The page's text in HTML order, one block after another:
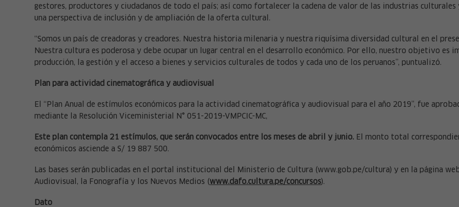
gestores, productores y ciudadanos de todo el país; así como fortalecer la cadena de valor de las industrias culturales
una perspectiva de inclusión y de ampliación de la oferta cultural.
“Somos un país de creadoras y creadores. Nuestra historia milenaria y nuestra riquísima diversidad cultural en el
Nuestra cultura es poderosa y debe ocupar un lugar central en el desarrollo económico. Por ello, nuestro objetivo es
producción, la gestión y el acceso a bienes y servicios culturales de todos y cada uno de los peruanos”, puntualizó.
Plan para actividad cinematográfica y audiovisual
El “Plan Anual de estímulos económicos para la actividad cinematográfica y audiovisual para el año 2019”, fue
mediante la Resolución Viceministerial N° 051-2019-VMPCIC-MC,
Este plan contempla 21 estímulos, que serán convocados entre los meses de abril y junio. El monto total
económicos asciende a S/ 19 887 500.
Las bases serán publicadas en el portal institucional del Ministerio de Cultura (www.gob.pe/cultura) y en la página
Audiovisual, la Fonografía y los Nuevos Medios (www.dafo.cultura.pe/concursos).
Dato